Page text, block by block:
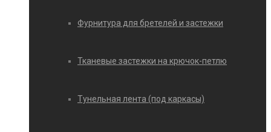
Фурнитура для бретелей и застежки
Тканевые застежки на крючок-петлю
Тунельная лента (под каркасы)